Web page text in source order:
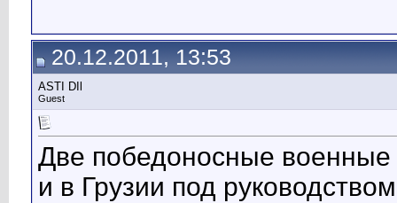
20.12.2011, 13:53
ASTI DIl
Guest
Две победоносные военные
и в Грузии под